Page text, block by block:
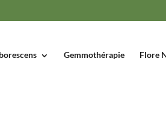
Gemmothérapie Flore